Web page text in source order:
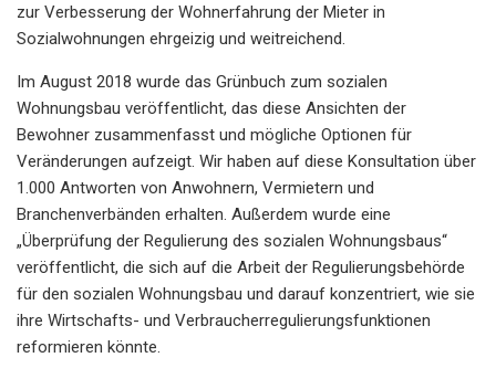
zur Verbesserung der Wohnerfahrung der Mieter in
Sozialwohnungen ehrgeizig und weitreichend.
Im August 2018 wurde das Grünbuch zum sozialen
Wohnungsbau veröffentlicht, das diese Ansichten der
Bewohner zusammenfasst und mögliche Optionen für
Veränderungen aufzeigt. Wir haben auf diese Konsultation über
1.000 Antworten von Anwohnern, Vermietern und
Branchenverbänden erhalten. Außerdem wurde eine
„Überprüfung der Regulierung des sozialen Wohnungsbaus“
veröffentlicht, die sich auf die Arbeit der Regulierungsbehörde
für den sozialen Wohnungsbau und darauf konzentriert, wie sie
ihre Wirtschafts- und Verbraucherregulierungsfunktionen
reformieren könnte.